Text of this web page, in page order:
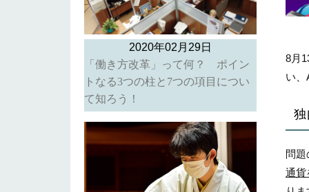
8月
い
独
問
通貨
2020年02月29日
「働き方改革」って何？ ポイン
トなる3つの柱と7つの項目につい
て知ろう！